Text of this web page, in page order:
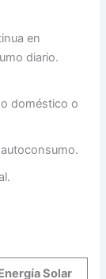
en
diario.
doméstico o
Solar